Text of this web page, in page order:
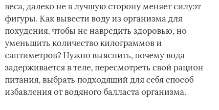
веса, далеко не в лучшую сторону меняет силуэт
фигуры. Как вывести воду из организма для
похудения, чтобы не навредить здоровью, но
уменьшить количество килограммов и
сантиметров? Нужно выяснить, почему вода
задерживается в теле, пересмотреть свой рацион
питания, выбрать подходящий для себя способ
избавления от водяного балласта организма.